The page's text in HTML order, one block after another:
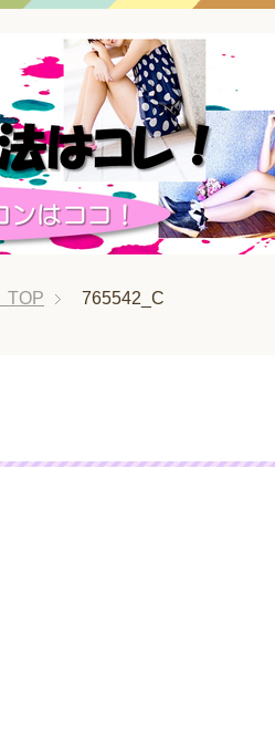
TOP 765542_C